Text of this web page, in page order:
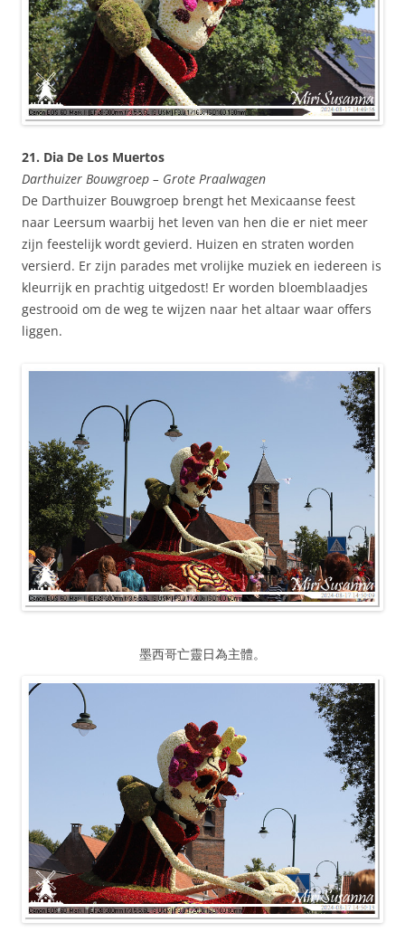
21. Dia De Los Muertos
Darthuizer Bouwgroep – Grote Praalwagen
De Darthuizer Bouwgroep brengt het Mexicaanse feest
naar Leersum waarbij het leven van hen die er niet meer
zijn feestelijk wordt gevierd. Huizen en straten worden
versierd. Er zijn parades met vrolijke muziek en iedereen is
kleurrijk en prachtig uitgedost! Er worden bloemblaadjes
gestrooid om de weg te wijzen naar het altaar waar offers
liggen.
墨西哥亡靈日為主體。